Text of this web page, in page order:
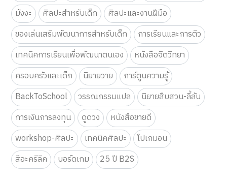
มังงะ
ศิลปะสำหรับเด็ก
ศิลปะและงานฝีมือ
ของเล่นเสริมพัฒนาการสำหรับเด็ก
การเรียนและการติว
เทคนิคการเรียนเพื่อพัฒนาตนเอง
หนังสือจิตวิทยา
ครอบครัวและเด็ก
นิยายวาย
การ์ตูนความรู้
BackToSchool
วรรณกรรมแปล
นิยายสืบสวน-ลี้ลับ
การเงินการลงทุน
ดูดวง
หนังสือขายดี
workshop-ศิลปะ
เทคนิคศิลปะ
โปเกมอน
สีอะคริลิค
บอร์ดเกม 25 ปี B2S